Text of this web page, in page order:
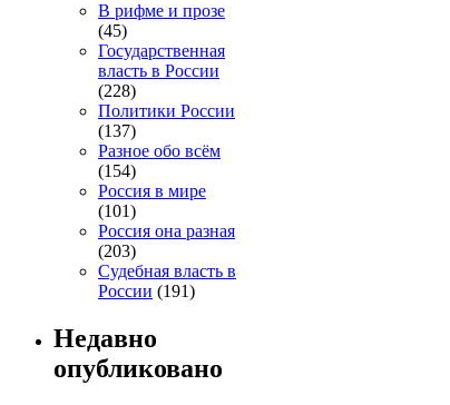
В рифме и прозе
(45)
Государственная
власть в России
(228)
Политики России
(137)
Разное обо всём
(154)
Россия в мире
(101)
Россия она разная
(203)
Судебная власть в
России (191)
Недавно
опубликовано